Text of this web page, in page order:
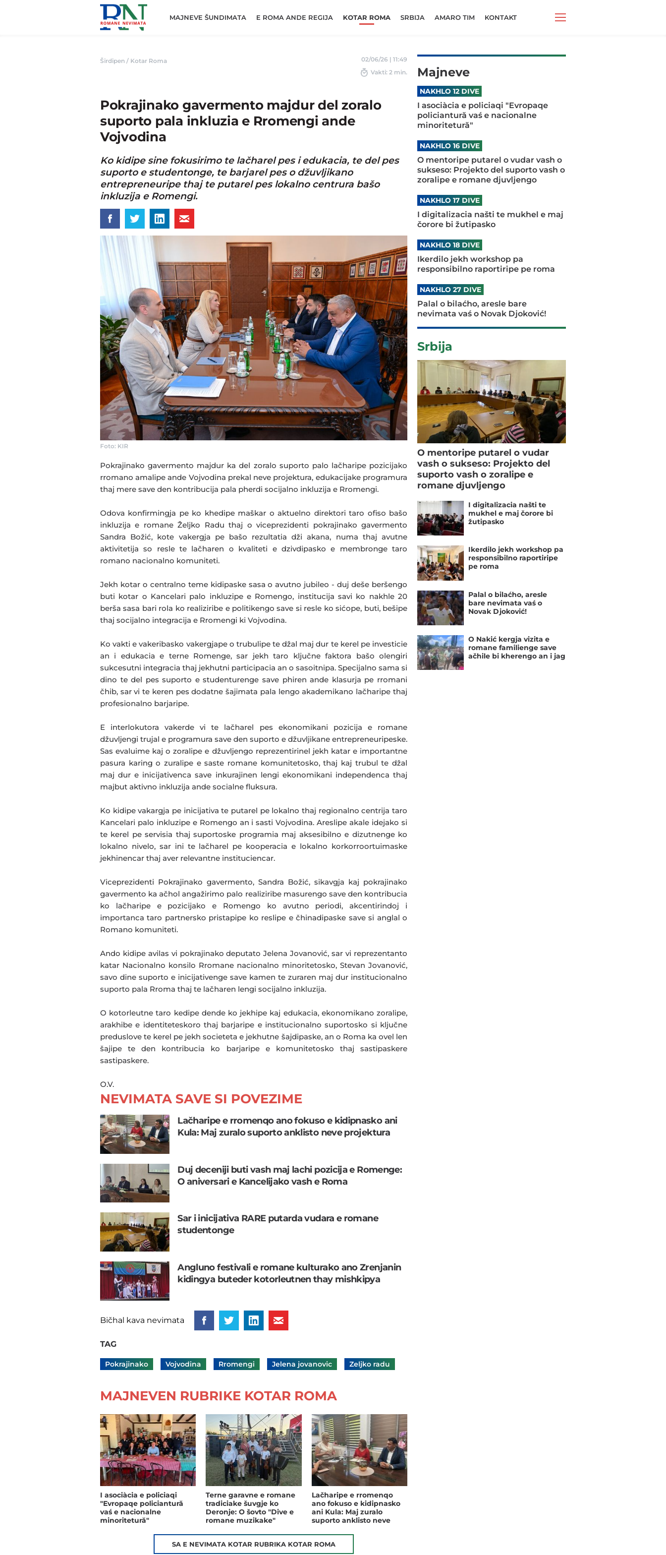
Romane
Nemivata
MAJNEVE ŠUNDIMATA E ROMA ANDE REGIJA KOTAR ROMA SRBIJA AMARO TIM KONTAKT
Širdipen / Kotar Roma
02/06/26 | 11:49
Vakti: 2 min.
Pokrajinako gavermento majdur del zoralo
suporto pala inkluzia e Rromengi ande
Vojvodina
Ko kidipe sine fokusirimo te lačharel pes i edukacia, te del pes
suporto e studentonge, te barjarel pes o džuvljikano
entrepreneuripe thaj te putarel pes lokalno centrura bašo
inkluzija e Romengi.
Foto: KIR
Pokrajinako gavermento majdur ka del zoralo suporto palo lačharipe pozicijako
rromano amalipe ande Vojvodina prekal neve projektura, edukacijake programura
thaj mere save den kontribucija pala pherdi socijalno inkluzija e Rromengi.
Odova konfirmingja pe ko khedipe maškar o aktuelno direktori taro ofiso bašo
inkluzija e romane Željko Radu thaj o viceprezidenti pokrajinako gavermento
Sandra Božić, kote vakergja pe bašo rezultatia dži akana, numa thaj avutne
aktivitetija so resle te lačharen o kvaliteti e dzivdipasko e membronge taro
romano nacionalno komuniteti.
Jekh kotar o centralno teme kidipaske sasa o avutno jubileo - duj deše beršengo
buti kotar o Kancelari palo inkluzipe e Romengo, institucija savi ko nakhle 20
berša sasa bari rola ko realiziribe e politikengo save si resle ko sićope, buti, bešipe
thaj socijalno integracija e Rromengi ki Vojvodina.
Ko vakti e vakeribasko vakergjape o trubulipe te džal maj dur te kerel pe investicie
an i edukacia e terne Romenge, sar jekh taro ključne faktora bašo olengiri
sukcesutni integracia thaj jekhutni participacia an o sasoitnipa. Specijalno sama si
dino te del pes suporto e studenturenge save phiren ande klasurja pe rromani
čhib, sar vi te keren pes dodatne šajimata pala lengo akademikano lačharipe thaj
profesionalno barjaripe.
E interlokutora vakerde vi te lačharel pes ekonomikani pozicija e romane
džuvljengi trujal e programura save den suporto e džuvljikane entrepreneuripeske.
Sas evaluime kaj o zoralipe e džuvljengo reprezentirinel jekh katar e importantne
pasura karing o zuralipe e saste romane komunitetosko, thaj kaj trubul te džal
maj dur e inicijativenca save inkurajinen lengi ekonomikani independenca thaj
majbut aktivno inkluzija ande socialne fluksura.
Ko kidipe vakargja pe inicijativa te putarel pe lokalno thaj regionalno centrija taro
Kancelari palo inkluzipe e Romengo an i sasti Vojvodina. Areslipe akale idejako si
te kerel pe servisia thaj suportoske programia maj aksesibilno e dizutnenge ko
lokalno nivelo, sar ini te lačharel pe kooperacia e lokalno korkorroortuimaske
jekhinencar thaj aver relevantne instituciencar.
Viceprezidenti Pokrajinako gavermento, Sandra Božić, sikavgja kaj pokrajinako
gavermento ka ačhol angažirimo palo realiziribe masurengo save den kontribucia
ko lačharipe e pozicijako e Romengo ko avutno periodi, akcentirindoj i
importanca taro partnersko pristapipe ko reslipe e čhinadipaske save si anglal o
Romano komuniteti.
Ando kidipe avilas vi pokrajinako deputato Jelena Jovanović, sar vi reprezentanto
katar Nacionalno konsilo Rromane nacionalno minoritetosko, Stevan Jovanović,
savo dine suporto e inicijativenge save kamen te zuraren maj dur institucionalno
suporto pala Rroma thaj te lačharen lengi socijalno inkluzija.
O kotorleutne taro kedipe dende ko jekhipe kaj edukacia, ekonomikano zoralipe,
arakhibe e identiteteskoro thaj barjaripe e institucionalno suportosko si ključne
preduslove te kerel pe jekh societeta e jekhutne šajdipaske, an o Roma ka ovel len
šajipe te den kontribucia ko barjaripe e komunitetosko thaj sastipaskere
sastipaskere.
O.V.
NEVIMATA SAVE SI POVEZIME
Lačharipe e rromenqo ano fokuso e kidipnasko ani
Kula: Maj zuralo suporto anklisto neve projektura
Duj deceniji buti vash maj lachi pozicija e Romenge:
O aniversari e Kancelijako vash e Roma
Sar i inicijativa RARE putarda vudara e romane
studentonge
Angluno festivali e romane kulturako ano Zrenjanin
kidingya buteder kotorleutnen thay mishkipya
Bičhal kava nevimata
TAG
Pokrajinako Vojvodina Rromengi Jelena jovanovic Zeljko radu
MAJNEVEN RUBRIKE KOTAR ROMA
I asociàcia e policiaqi
"Evropaqe policiantură
vaś e nacionalne
minoritetură"
Terne garavne e romane
tradiciake šuvgje ko
Deronje: O šovto "Dive e
romane muzikake"
Lačharipe e rromenqo
ano fokuso e kidipnasko
ani Kula: Maj zuralo
suporto anklisto neve
SA E NEVIMATA KOTAR RUBRIKA KOTAR ROMA
Majneve
NAKHLO 12 DIVE
I asociàcia e policiaqi "Evropaqe
policiantură vaś e nacionalne
minoritetură"
NAKHLO 16 DIVE
O mentoripe putarel o vudar vash o
sukseso: Projekto del suporto vash o
zoralipe e romane djuvljengo
NAKHLO 17 DIVE
I digitalizacia našti te mukhel e maj
čorore bi žutipasko
NAKHLO 18 DIVE
Ikerdilo jekh workshop pa
responsibilno raportiripe pe roma
NAKHLO 27 DIVE
Palal o bilaćho, aresle bare
nevimata vaś o Novak Djoković!
Srbija
O mentoripe putarel o vudar
vash o sukseso: Projekto del
suporto vash o zoralipe e
romane djuvljengo
I digitalizacia našti te
mukhel e maj čorore bi
žutipasko
Ikerdilo jekh workshop pa
responsibilno raportiripe
pe roma
Palal o bilaćho, aresle
bare nevimata vaś o
Novak Djoković!
O Nakić kergja vizita e
romane familienge save
ačhile bi kherengo an i jag